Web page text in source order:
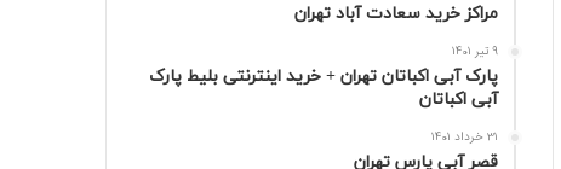
مراکز خرید سعادت‌ آباد تهران
9 تیر 1401
پارک آبی اکباتان تهران + خرید اینترنتی بلیط پارک
آبی اکباتان
31 خرداد 1401
قصر آبی پارس تهران